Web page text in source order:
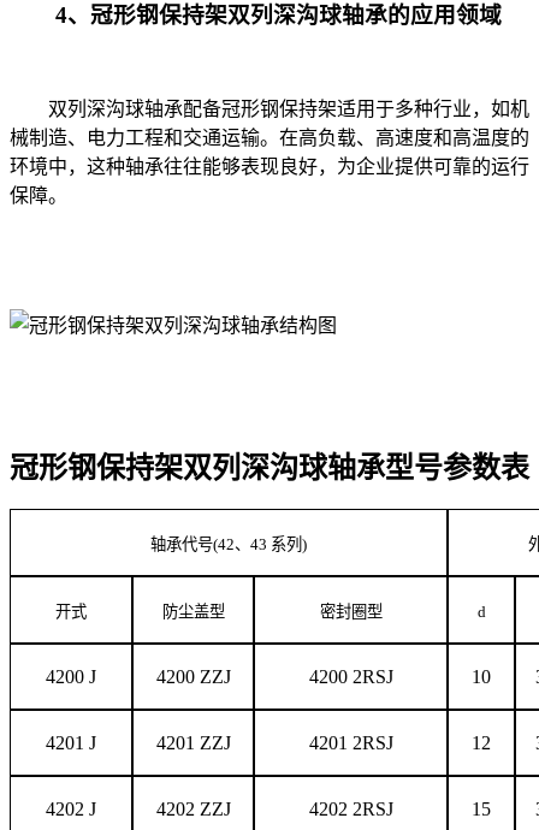
4、冠形钢保持架双列深沟球轴承的应用领域
双列深沟球轴承配备冠形钢保持架适用于多种行业，如机
械制造、电力工程和交通运输。在高负载、高速度和高温度的
环境中，这种轴承往往能够表现良好，为企业提供可靠的运行
保障。
冠形钢保持架双列深沟球轴承型号参数表
轴承代号(42、43 系列)
开式 防尘盖型 密封圈型 d
4200 J 4200 ZZJ 4200 2RSJ 10
4201 J 4201 ZZJ 4201 2RSJ 12
4202 J 4202 ZZJ 4202 2RSJ 15